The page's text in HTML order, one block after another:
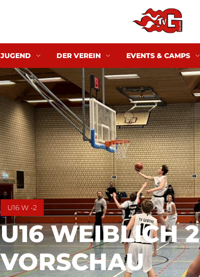
JUGEND DER VEREIN EVENTS & CAMPS
U16 W -2
U16 WEIBLICH 2
VORSCHAU